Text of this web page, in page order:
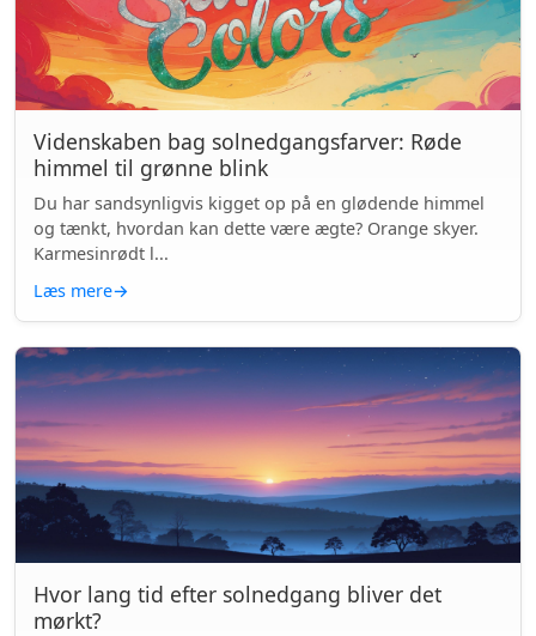
Videnskaben bag solnedgangsfarver: Røde
himmel til grønne blink
Du har sandsynligvis kigget op på en glødende himmel
og tænkt, hvordan kan dette være ægte? Orange skyer.
Karmesinrødt l...
Læs mere→
Hvor lang tid efter solnedgang bliver det
mørkt?